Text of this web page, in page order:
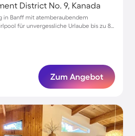
District No. 9, Kanada
in Banff mit atemberaubendem
für unvergessliche Urlaube bis zu 8
Zum Angebot